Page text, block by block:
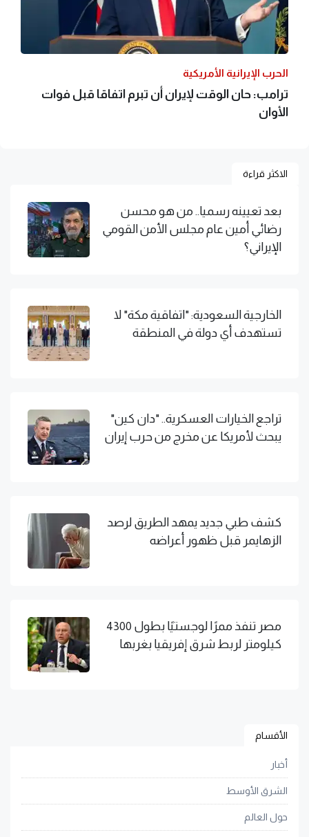
الحرب الإيرانية الأمريكية
ترامب: حان الوقت لإيران أن تبرم اتفاقا قبل فوات
الأوان
الاكثر قراءة
بعد تعيينه رسميا.. من هو محسن
رضائي أمين عام مجلس الأمن القومي
الإيراني؟
الخارجية السعودية: "اتفاقية مكة" لا
تستهدف أي دولة في المنطقة
تراجع الخيارات العسكرية.. "دان كين"
يبحث لأمريكا عن مخرج من حرب إيران
كشف طبي جديد يمهد الطريق لرصد
الزهايمر قبل ظهور أعراضه
مصر تنفذ ممرًا لوجستيًا بطول 4300
كيلومتر لربط شرق إفريقيا بغربها
الأقسام
أخبار
الشرق الأوسط
حول العالم